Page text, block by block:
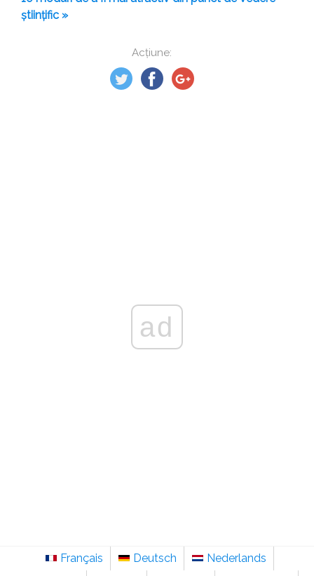
Acțiune:
științific »
ad
Français Deutsch
Nederlands